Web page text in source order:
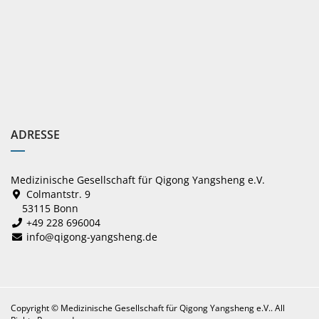
ADRESSE
Medizinische Gesellschaft für Qigong Yangsheng e.V.
Colmantstr. 9
53115 Bonn
+49 228 696004
info@qigong-yangsheng.de
Copyright © Medizinische Gesellschaft für Qigong Yangsheng e.V.. All